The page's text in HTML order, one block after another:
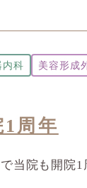
内科 美容形成
周年
当院も開院